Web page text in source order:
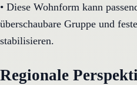
• Diese Wohnform kann
überschaubare Gruppe und
stabilisieren.
Regionale